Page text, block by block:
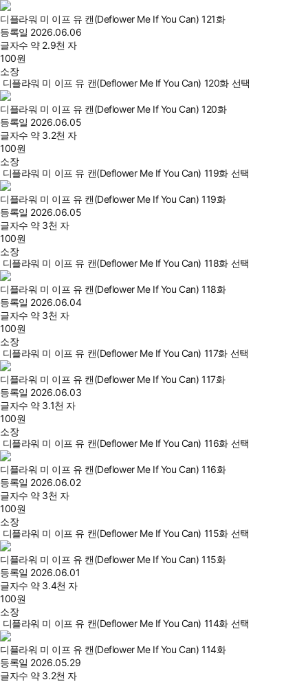
디플라워 미 이프 유 캔(Deflower Me If You Can) 121화
등록일 2026.06.06
글자수 약 2.9천 자
100원
소장
디플라워 미 이프 유 캔(Deflower Me If You Can) 120화 선택
디플라워 미 이프 유 캔(Deflower Me If You Can) 120화
등록일 2026.06.05
글자수 약 3.2천 자
100원
소장
디플라워 미 이프 유 캔(Deflower Me If You Can) 119화 선택
디플라워 미 이프 유 캔(Deflower Me If You Can) 119화
등록일 2026.06.05
글자수 약 3천 자
100원
소장
디플라워 미 이프 유 캔(Deflower Me If You Can) 118화 선택
디플라워 미 이프 유 캔(Deflower Me If You Can) 118화
등록일 2026.06.04
글자수 약 3천 자
100원
소장
디플라워 미 이프 유 캔(Deflower Me If You Can) 117화 선택
디플라워 미 이프 유 캔(Deflower Me If You Can) 117화
등록일 2026.06.03
글자수 약 3.1천 자
100원
소장
디플라워 미 이프 유 캔(Deflower Me If You Can) 116화 선택
디플라워 미 이프 유 캔(Deflower Me If You Can) 116화
등록일 2026.06.02
글자수 약 3천 자
100원
소장
디플라워 미 이프 유 캔(Deflower Me If You Can) 115화 선택
디플라워 미 이프 유 캔(Deflower Me If You Can) 115화
등록일 2026.06.01
글자수 약 3.4천 자
100원
소장
디플라워 미 이프 유 캔(Deflower Me If You Can) 114화 선택
디플라워 미 이프 유 캔(Deflower Me If You Can) 114화
등록일 2026.05.29
글자수 약 3.2천 자